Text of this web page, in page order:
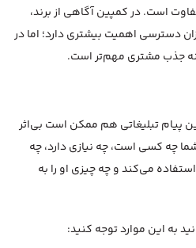
است. در کمپین آگاهی از برند،
دسترسی اهمیت بیشتری دارد؛ اما در
جذب مشتری مهم‌تر است.
پیام تبلیغاتی هم ممکن است بی‌اثر
چه کسی است، چه نیازی دارد، چه
می‌کند و چه چیزی او را به
به این موارد توجه کنید: